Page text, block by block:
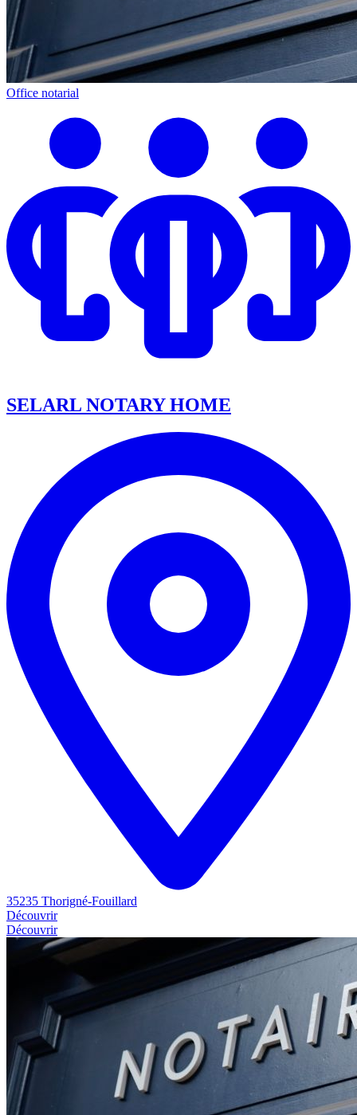
Office notarial
SELARL NOTARY HOME
35235 Thorigné-Fouillard
Découvrir
Découvrir